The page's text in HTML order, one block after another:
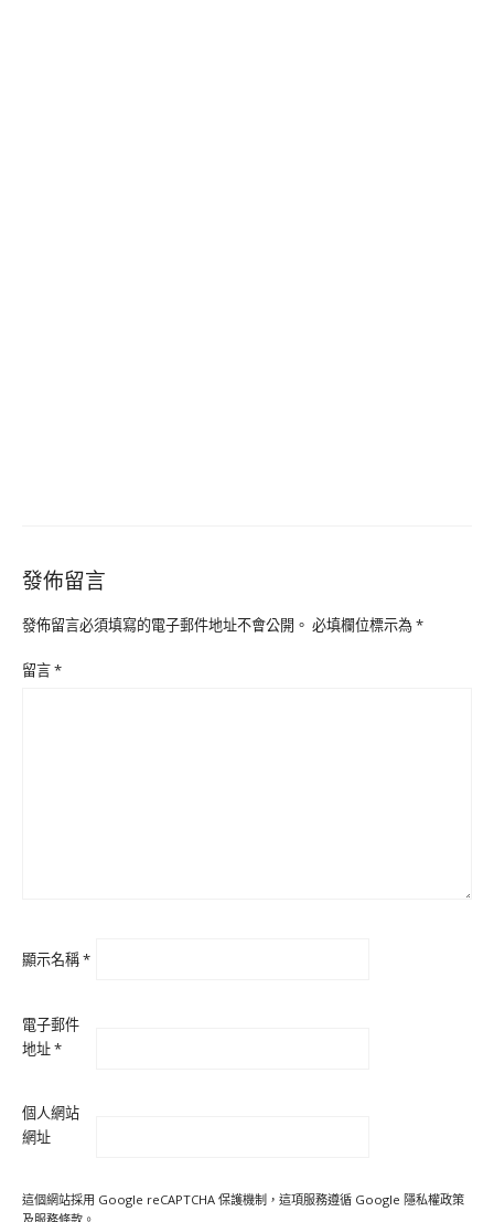
發佈留言
發佈留言必須填寫的電子郵件地址不會公開。 必填欄位標示為*
留言*
顯示名稱*
電子郵件
地址*
個人網站
網址
這個網站採用 Google reCAPTCHA 保護機制，這項服務遵循 Google 隱私權政策